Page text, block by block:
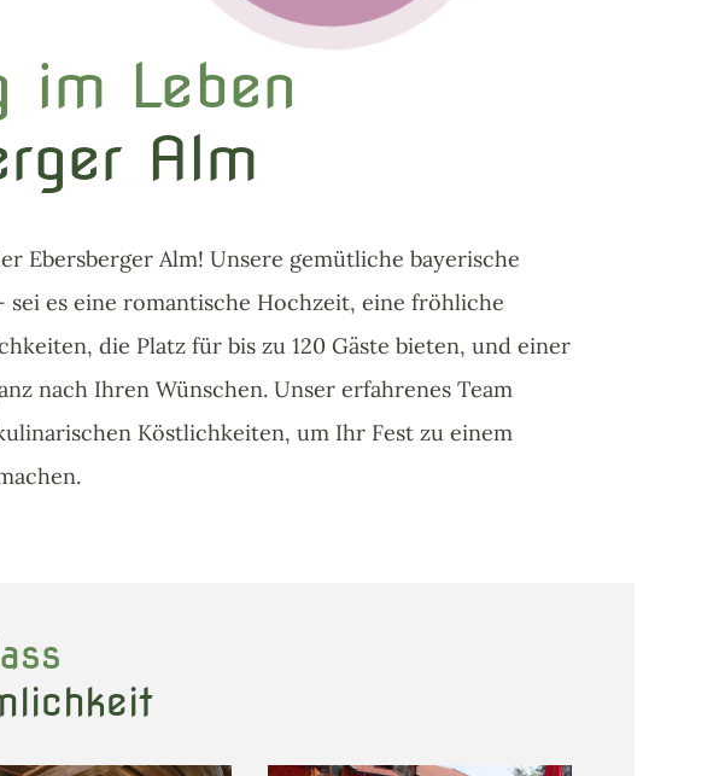
im Leben
Alm
Ebersberger Alm! Unsere gemütliche bayerische
sei es eine romantische Hochzeit, eine fröhliche
die Platz für bis zu 120 Gäste bieten, und einer
nach Ihren Wünschen. Unser erfahrenes Team
Köstlichkeiten, um Ihr Fest zu einem